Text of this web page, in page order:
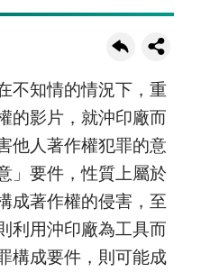
不知情的情況下，重
的影片，就沖印廠而
他人著作權犯罪的意
」要件，性質上屬於
成著作權的侵害，至
利用沖印廠為工具而
構成要件，則可能成